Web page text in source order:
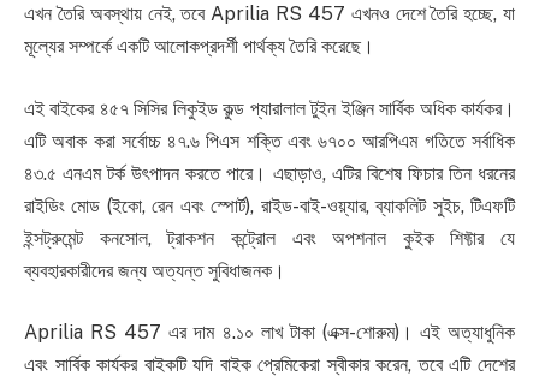
এখন তৈরি অবস্থায় নেই, তবে Aprilia RS 457 এখনও দেশে তৈরি হচ্ছে, যা
মূল্যের সম্পর্কে একটি আলোকপ্রদর্শী পার্থক্য তৈরি করেছে।
এই বাইকের ৪৫৭ সিসির লিকুইড কুল্ড প্যারালাল টুইন ইঞ্জিন সার্বিক অধিক কার্যকর।
এটি অবাক করা সর্বোচ্চ ৪৭.৬ পিএস শক্তি এবং ৬৭০০ আরপিএম গতিতে সর্বাধিক
৪৩.৫ এনএম টর্ক উৎপাদন করতে পারে। এছাড়াও, এটির বিশেষ ফিচার তিন ধরনের
রাইডিং মোড (ইকো, রেন এবং স্পোর্ট), রাইড-বাই-ওয়্যার, ব্যাকলিট সুইচ, টিএফটি
ইন্সট্রুমেন্ট কনসোল, ট্রাকশন কন্ট্রোল এবং অপশনাল কুইক শিফ্টার যে
ব্যবহারকারীদের জন্য অত্যন্ত সুবিধাজনক।
Aprilia RS 457 এর দাম ৪.১০ লাখ টাকা (এক্স-শোরুম)। এই অত্যাধুনিক
এবং সার্বিক কার্যকর বাইকটি যদি বাইক প্রেমিকেরা স্বীকার করেন, তবে এটি দেশের